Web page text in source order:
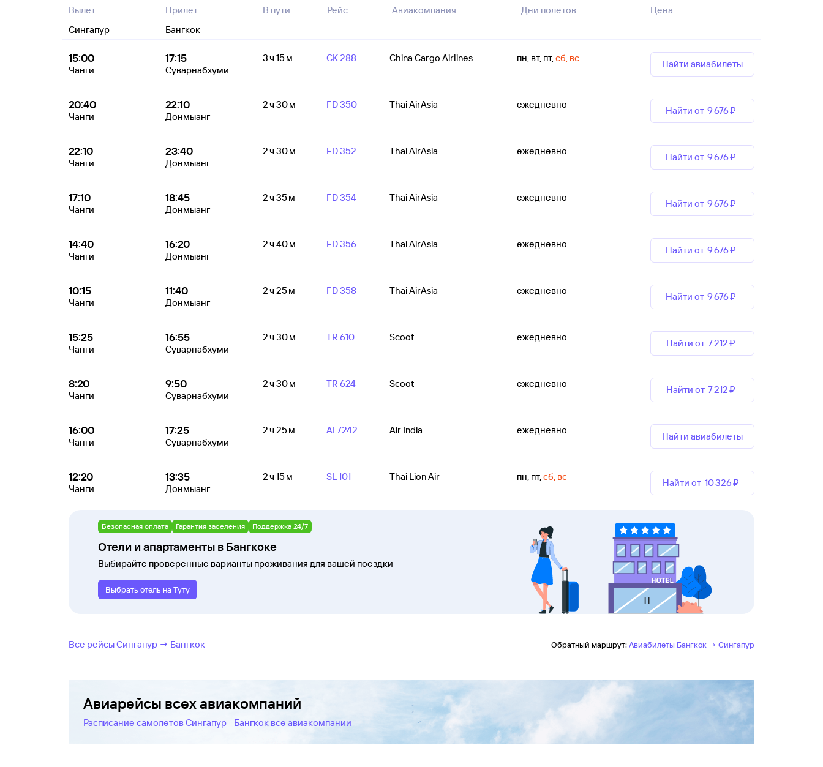
Вылет
Сингапур
Прилет
Бангкок
В пути Рейс Авиакомпания Дни полетов Цена
15:00
Чанги
17:15
Суварнабхуми
3 ч 15 м CK 288 China Cargo Airlines пн, вт, пт,сб, вс
Найти авиабилеты
20:40
Чанги
22:10
Донмыанг
2 ч 30 м FD 350 Thai AirAsia ежедневно
Найти от 9 ⁠676 ⁠₽
22:10
Чанги
23:40
Донмыанг
2 ч 30 м FD 352 Thai AirAsia ежедневно
Найти от 9 ⁠676 ⁠₽
17:10
Чанги
18:45
Донмыанг
2 ч 35 м FD 354 Thai AirAsia ежедневно
Найти от 9 ⁠676 ⁠₽
14:40
Чанги
16:20
Донмыанг
2 ч 40 м FD 356 Thai AirAsia ежедневно
Найти от 9 ⁠676 ⁠₽
10:15
Чанги
11:40
Донмыанг
2 ч 25 м FD 358 Thai AirAsia ежедневно
Найти от 9 ⁠676 ⁠₽
15:25
Чанги
16:55
Суварнабхуми
2 ч 30 м TR 610 Scoot ежедневно
Найти от 7 ⁠212 ⁠₽
8:20
Чанги
9:50
Суварнабхуми
2 ч 30 м TR 624 Scoot ежедневно
Найти от 7 ⁠212 ⁠₽
16:00
Чанги
17:25
Суварнабхуми
2 ч 25 м AI 7242 Air India ежедневно
Найти авиабилеты
12:20
Чанги
13:35
Донмыанг
2 ч 15 м SL 101 Thai Lion Air пн, пт,сб, вс
Найти от 10 ⁠326 ⁠₽
Безопасная оплата Гарантия заселения Поддержка 24/7
Отели и апартаменты в Бангкоке
Выбирайте проверенные варианты проживания для вашей поездки
Выбрать отель на Туту
Все рейсы Сингапур → Бангкок Обратный маршрут:Авиабилеты Бангкок → Сингапур
Авиарейсы всех авиакомпаний
Расписание самолетов Сингапур - Бангкок все авиакомпании